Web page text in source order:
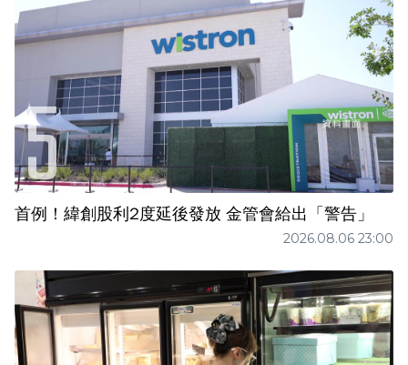
首例！緯創股利2度延後發放 金管會給出「警告」
2026.08.06 23:00